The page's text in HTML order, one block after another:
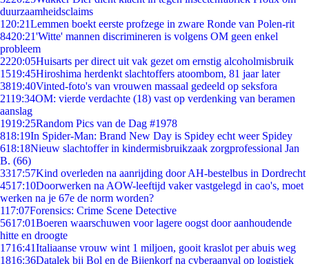
duurzaamheidsclaims
1 20:21Lemmen boekt eerste profzege in zware Ronde van Polen-rit
8420:21'Witte' mannen discrimineren is volgens OM geen enkel
probleem
2220:05Huisarts per direct uit vak gezet om ernstig alcoholmisbruik
1519:45Hiroshima herdenkt slachtoffers atoombom, 81 jaar later
3819:40Vinted-foto's van vrouwen massaal gedeeld op seksfora
2119:34OM: vierde verdachte (18) vast op verdenking van beramen
aanslag
1919:25Random Pics van de Dag #1978
818:19In Spider-Man: Brand New Day is Spidey echt weer Spidey
618:18Nieuw slachtoffer in kindermisbruikzaak zorgprofessional Jan
B. (66)
3317:57Kind overleden na aanrijding door AH-bestelbus in Dordrecht
4517:10Doorwerken na AOW-leeftijd vaker vastgelegd in cao's, moet
werken na je 67e de norm worden?
117:07Forensics: Crime Scene Detective
5617:01Boeren waarschuwen voor lagere oogst door aanhoudende
hitte en droogte
1716:41Italiaanse vrouw wint 1 miljoen, gooit kraslot per abuis weg
1816:36Datalek bij Bol en de Bijenkorf na cyberaanval op logistiek